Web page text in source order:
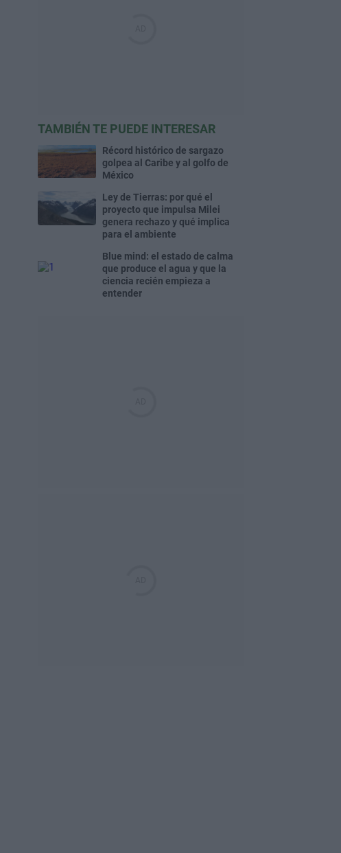
TAMBIÉN TE PUEDE INTERESAR
Récord histórico de sargazo
golpea al Caribe y al golfo de
México
Ley de Tierras: por qué el
proyecto que impulsa Milei
genera rechazo y qué implica
para el ambiente
Blue mind: el estado de calma
que produce el agua y que la
ciencia recién empieza a
entender